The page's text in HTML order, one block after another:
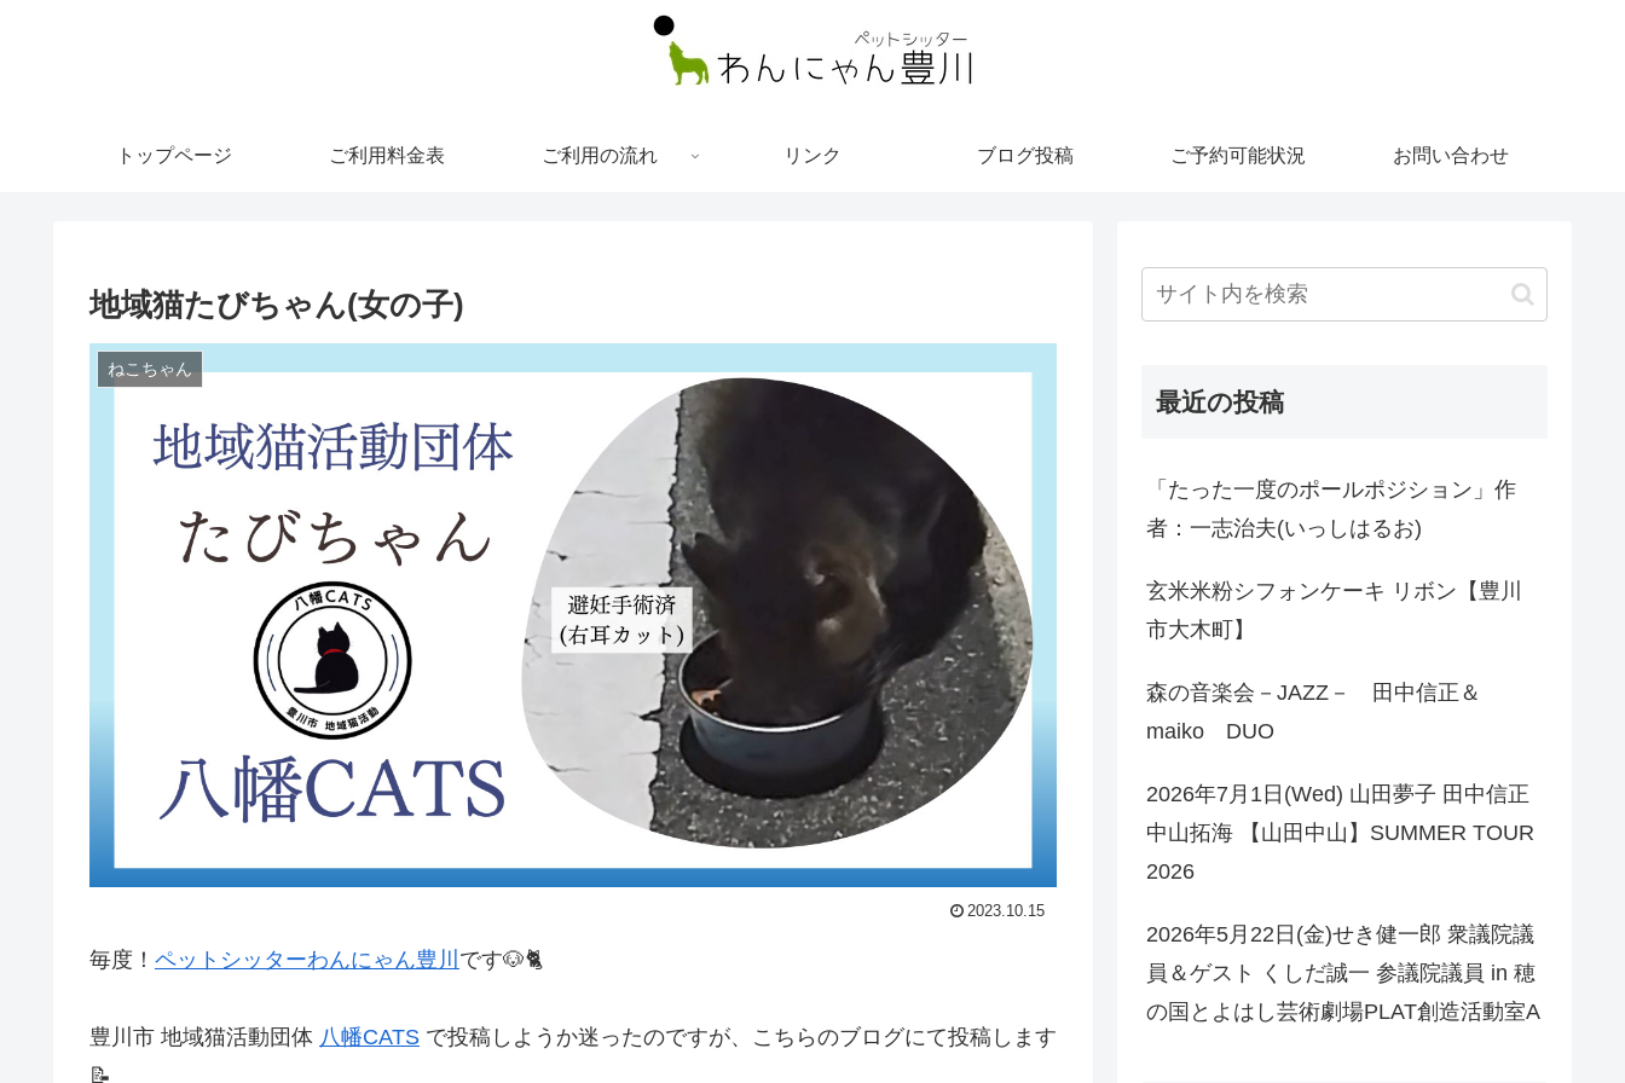
トップページ ご利用料金表 ご利用の流れ リンク ブログ投稿 ご予約可能状況 お問い合わせ
地域猫たびちゃん(女の子)
ねこちゃん
2023.10.15
毎度！ ペットシッターわんにゃん豊川 です🐶🐈
豊川市 地域猫活動団体 八幡CATS で投稿しようか迷ったのですが、こちらのブログにて投稿します
📝
最近の投稿
「たった一度のポールポジション」作
者：一志治夫(いっしはるお)
玄米米粉シフォンケーキ リボン【豊川
市大木町】
森の音楽会－JAZZ－ 田中信正＆
maiko DUO
2026年7月1日(Wed) 山田夢子 田中信正
中山拓海 【山田中山】SUMMER TOUR
2026
2026年5月22日(金)せき健一郎 衆議院議
員＆ゲスト くしだ誠一 参議院議員 in 穂
の国とよはし芸術劇場PLAT創造活動室A